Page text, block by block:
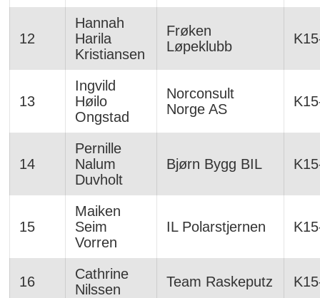
12
Hannah
Harila
Kristiansen
Frøken
Løpeklubb
13
Ingvild
Høilo
Ongstad
Norconsult
Norge AS
14
Pernille
Nalum
Duvholt
Bjørn Bygg BIL
15
Maiken
Seim
Vorren
IL Polarstjernen
16
Cathrine
Nilssen
Team Raskeputz